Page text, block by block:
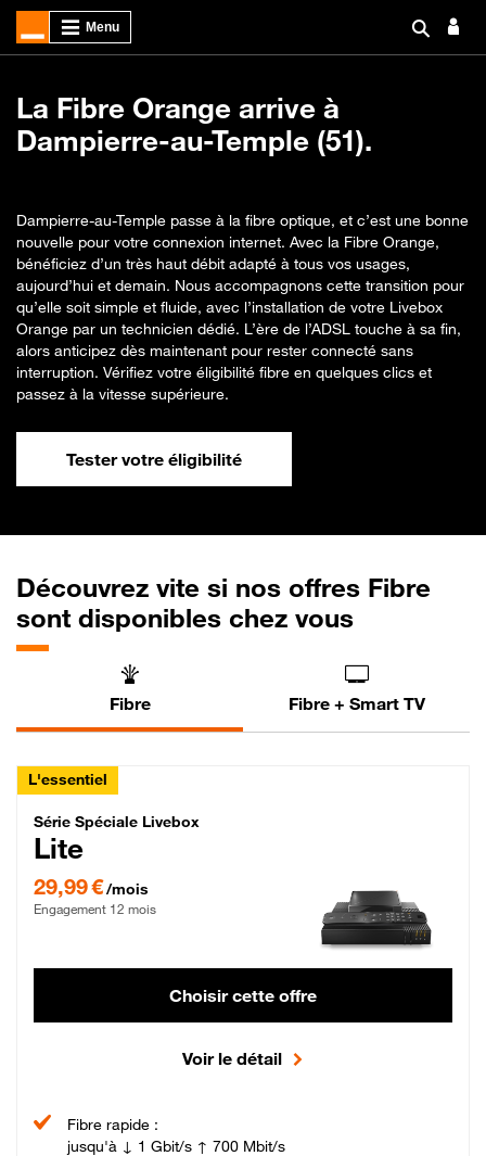
La Fibre Orange arrive à
Dampierre-au-Temple (51).
Dampierre-au-Temple passe à la fibre optique, et c’est une bonne
nouvelle pour votre connexion internet. Avec la Fibre Orange,
bénéficiez d’un très haut débit adapté à tous vos usages,
aujourd’hui et demain. Nous accompagnons cette transition pour
qu’elle soit simple et fluide, avec l’installation de votre Livebox
Orange par un technicien dédié. L’ère de l’ADSL touche à sa fin,
alors anticipez dès maintenant pour rester connecté sans
interruption. Vérifiez votre éligibilité fibre en quelques clics et
passez à la vitesse supérieure.
Tester votre éligibilité
Découvrez vite si nos offres Fibre
sont disponibles chez vous
Fibre Fibre + Smart TV
L'essentiel
Série Spéciale Livebox Lite Fibre
Série Spéciale Livebox
Lite
29,99 €/mois
Engagement 12 mois
Choisir cette offre
Voir le détail
Fibre rapide :
jusqu'à ↓ 1 Gbit/s ↑ 700 Mbit/s